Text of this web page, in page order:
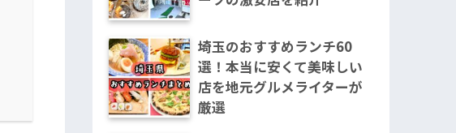
埼玉のおすすめランチ60
選！本当に安くて美味しい
店を地元グルメライターが
厳選